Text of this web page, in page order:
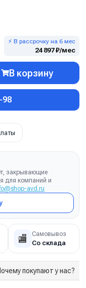
⚡ В рассрочку на 6 мес
24 897 ₽/мес
В корзину
98
закрывающие
для компаний и
avd.ru
🏬 Самовывоз
Со склада
покупают у нас?